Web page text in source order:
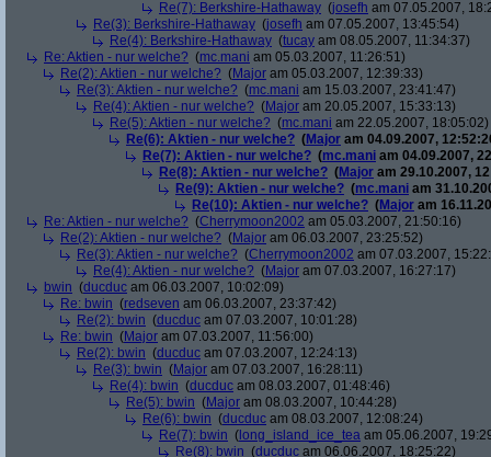
Re(7): Berkshire-Hathaway (josefh am 07.05.2007,
Re(3): Berkshire-Hathaway (josefh am 07.05.2007, 13:45:54)
Re(4): Berkshire-Hathaway (tucay am 08.05.2007, 11:34:37)
Re: Aktien - nur welche? (mc.mani am 05.03.2007, 11:26:51)
Re(2): Aktien - nur welche? (Major am 05.03.2007, 12:39:33)
Re(3): Aktien - nur welche? (mc.mani am 15.03.2007, 23:41:47)
Re(4): Aktien - nur welche? (Major am 20.05.2007, 15:33:13)
Re(5): Aktien - nur welche? (mc.mani am 22.05.2007, 18:05:02)
Re(6): Aktien - nur welche? (Major am 04.09.2007,
Re(7): Aktien - nur welche? (mc.mani am 04.09.2007,
Re(8): Aktien - nur welche? (Major am 29.10.2007,
Re(9): Aktien - nur welche? (mc.mani am
Re(10): Aktien - nur welche? (Major am
Re: Aktien - nur welche? (Cherrymoon2002 am 05.03.2007, 21:50:16)
Re(2): Aktien - nur welche? (Major am 06.03.2007, 23:25:52)
Re(3): Aktien - nur welche? (Cherrymoon2002 am 07.03.2007,
Re(4): Aktien - nur welche? (Major am 07.03.2007, 16:27:17)
bwin (ducduc am 06.03.2007, 10:02:09)
Re: bwin (redseven am 06.03.2007, 23:37:42)
Re(2): bwin (ducduc am 07.03.2007, 10:01:28)
Re: bwin (Major am 07.03.2007, 11:56:00)
Re(2): bwin (ducduc am 07.03.2007, 12:24:13)
Re(3): bwin (Major am 07.03.2007, 16:28:11)
Re(4): bwin (ducduc am 08.03.2007, 01:48:46)
Re(5): bwin (Major am 08.03.2007, 10:44:28)
Re(6): bwin (ducduc am 08.03.2007, 12:08:24)
Re(7): bwin ( long_island_ice_tea am 05.06.2007,
Re(8): bwin (ducduc am 06.06.2007, 18:25:22)